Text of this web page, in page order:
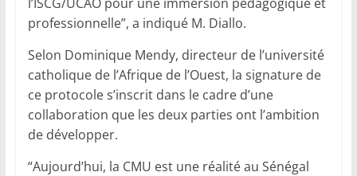
professionnelle”, a indiqué M. Diallo.
Selon Dominique Mendy, directeur de l’université
catholique de l’Afrique de l’Ouest, la signature de
ce protocole s’inscrit dans le cadre d’une
collaboration que les deux parties ont l’ambition
de développer.
“Aujourd’hui, la CMU est une réalité au Sénégal